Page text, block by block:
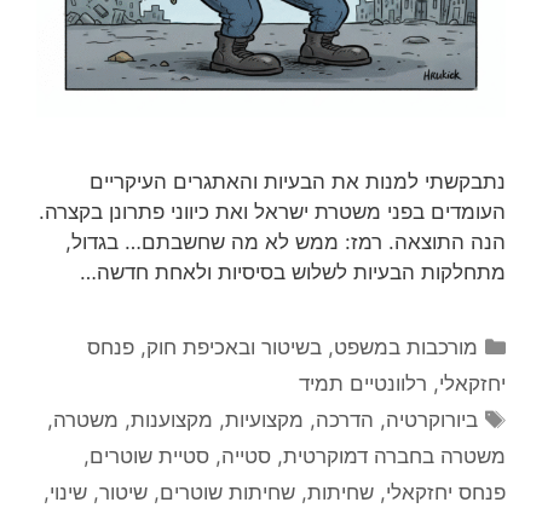
נתבקשתי למנות את הבעיות והאתגרים העיקריים
העומדים בפני משטרת ישראל ואת כיווני פתרונן בקצרה.
הנה התוצאה. רמז: ממש לא מה שחשבתם… בגדול,
מתחלקות הבעיות לשלוש בסיסיות ולאחת חדשה…
קטגוריות
מורכבות במשפט, בשיטור ובאכיפת חוק,פנחס
יחזקאלי, רלוונטיים תמיד
תגיות
ביורוקרטיה, הדרכה, מקצועיות, מקצוענות, משטרה,
משטרה בחברה דמוקרטית, סטייה, סטיית שוטרים,
פנחס יחזקאלי, שחיתות, שחיתות שוטרים, שיטור, שינוי,